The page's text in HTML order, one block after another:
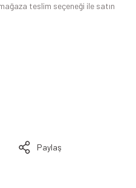
teslim seçeneği ile satın
Paylaş